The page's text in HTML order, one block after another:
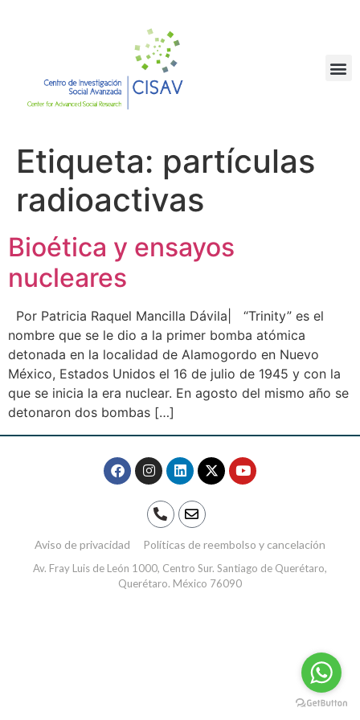
Etiqueta: partículas
radioactivas
Bioética y ensayos
nucleares
Por Patricia Raquel Mancilla Dávila| “Trinity” es el
nombre que se le dio a la primer bomba atómica
detonada en la localidad de Alamogordo en Nuevo
México, Estados Unidos el 16 de julio de 1945 y con la
que se inicia la era nuclear. En agosto del mismo año se
detonaron dos bombas […]
Aviso de privacidad Políticas de reembolso y cancelación
Av. Fray Luis de León 1000, Centro Sur. Santiago de Querétaro,
Querétaro. México 76090